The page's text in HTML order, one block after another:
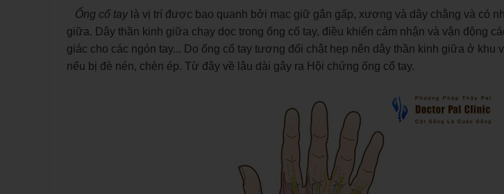
Ống cổ tay là vị trí được bao quanh bởi mạc giữ gân gấp, xương và dây chằng và có
giữa. Dây thần kinh giữa chạy dọc trong ống cổ tay, điều khiển cảm nhận và vận động
giác cho các ngón tay... Do ống cổ tay tương đối chật hẹp nên dây thần kinh giữa ở khu
nếu bị đè nén, chèn ép. Từ đây về lâu dài gây ra Hội chứng ống cổ tay.